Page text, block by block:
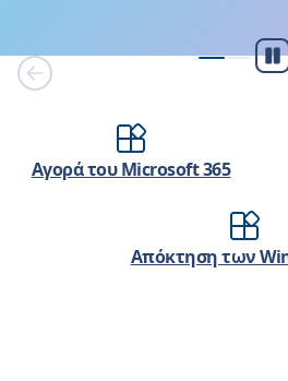
Αγορά του Microsoft 365
Απόκτηση των